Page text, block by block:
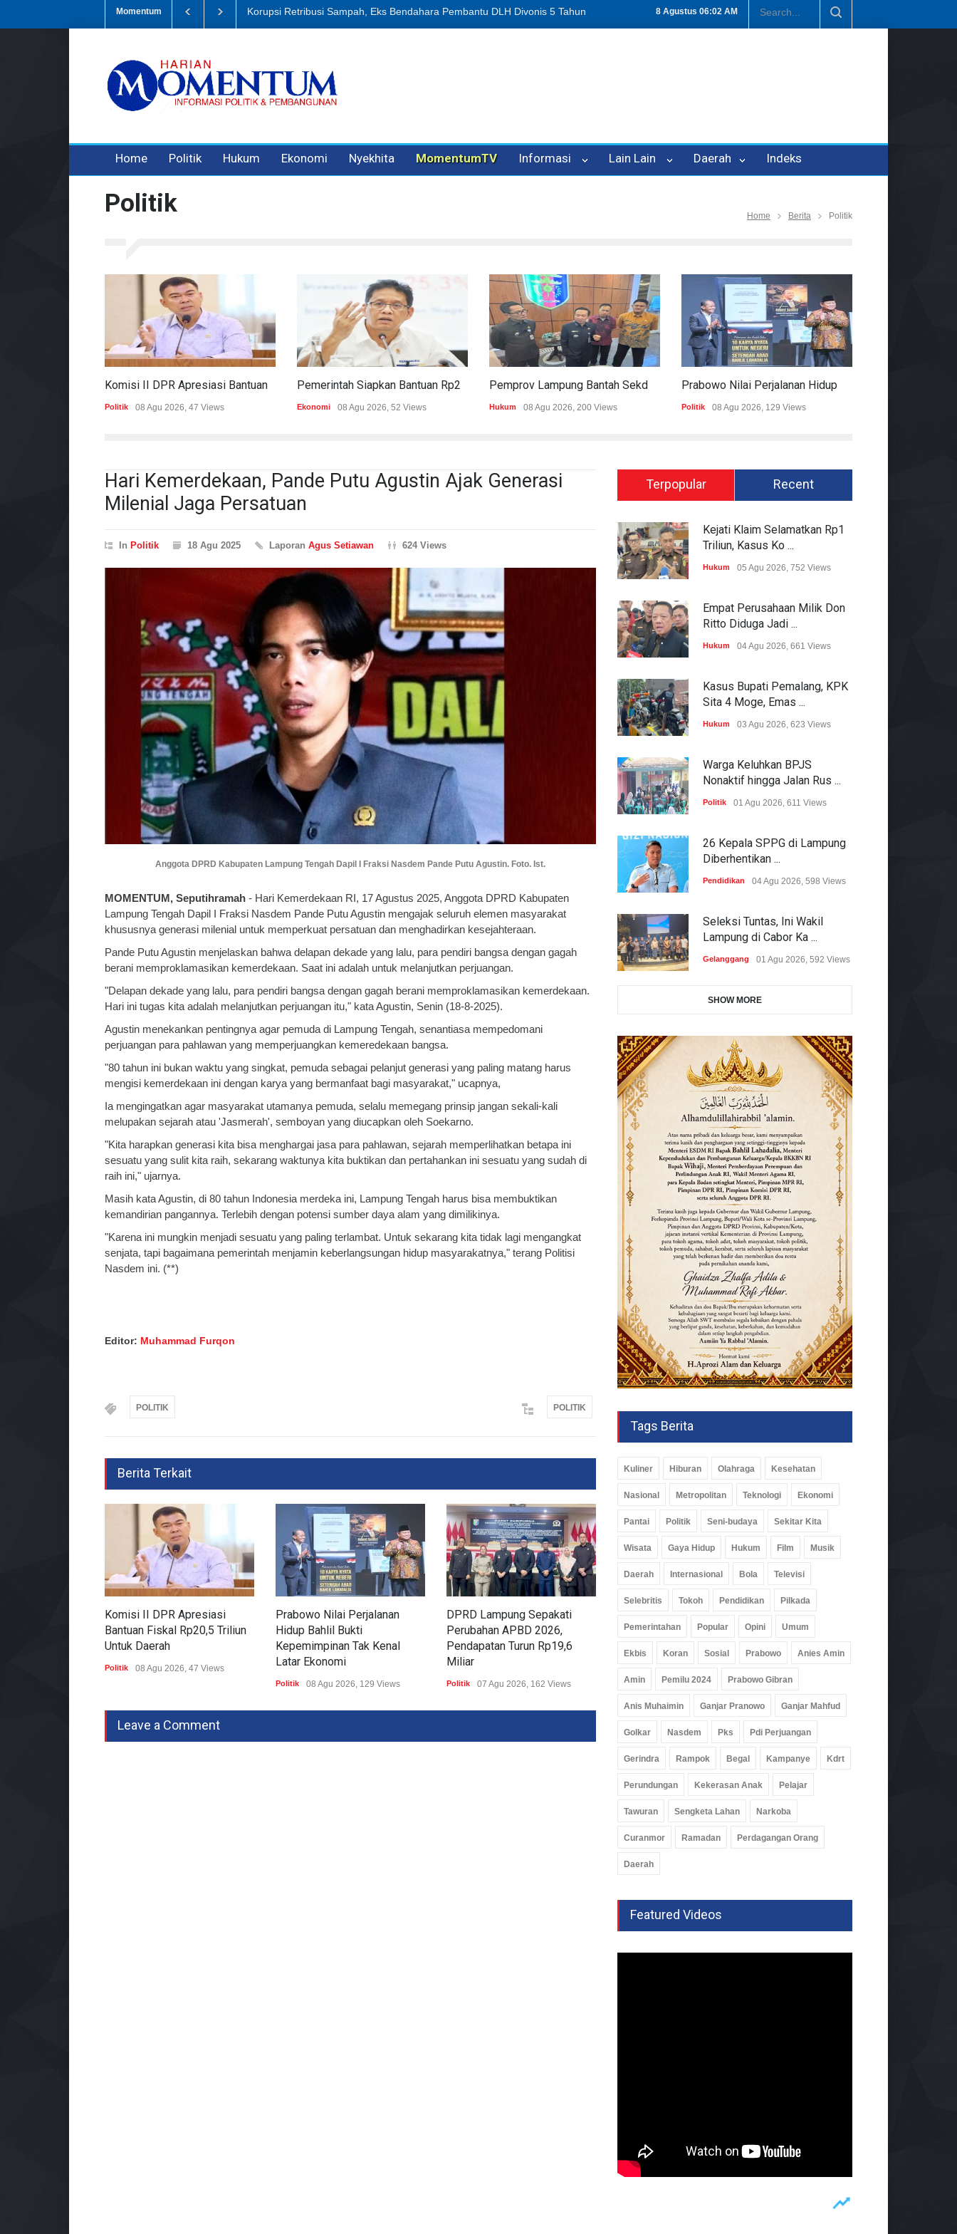
8 Agustus 06:02 AM
Momentum
Eks Bendahara Pembantu DLH Divonis 5 Tahun Dugaan Penipuan Oleh Oknum Kadis, Kuasa Hukum Pelapor Desak Polisi Tetapkan P-21 Tembus Rp1,6 Triliun, Nilai Investasi di Lamteng Tertinggi di
Home Politik Hukum Ekonomi Nyekhita MomentumTV Informasi Lain Lain Daerah Indeks
Politik Home Berita Politik
Politik 08 Agu 2026, 47 Views Ekonomi 08 Agu 2026, 52 Views Hukum 08 Agu 2026, 200 Views Politik 08 Agu 2026, 129 Views
Hari Kemerdekaan, Pande Putu Agustin Ajak Generasi
Milenial Jaga Persatuan
In Politik 18 Agu 2025 Laporan Agus Setiawan 624 Views
Anggota DPRD Kabupaten Lampung Tengah Dapil I Fraksi Nasdem Pande Putu Agustin. Foto. Ist.
MOMENTUM, Seputihramah - Hari Kemerdekaan RI, 17 Agustus 2025, Anggota DPRD Kabupaten
Lampung Tengah Dapil I Fraksi Nasdem Pande Putu Agustin mengajak seluruh elemen masyarakat
khususnya generasi milenial untuk memperkuat persatuan dan menghadirkan kesejahteraan.
Pande Putu Agustin menjelaskan bahwa delapan dekade yang lalu, para pendiri bangsa dengan gagah
berani memproklamasikan kemerdekaan. Saat ini adalah untuk melanjutkan perjuangan.
"Delapan dekade yang lalu, para pendiri bangsa dengan gagah berani memproklamasikan kemerdekaan.
Hari ini tugas kita adalah melanjutkan perjuangan itu," kata Agustin, Senin (18-8-2025).
Agustin menekankan pentingnya agar pemuda di Lampung Tengah, senantiasa mempedomani
perjuangan para pahlawan yang memperjuangkan kemeredekaan bangsa.
"80 tahun ini bukan waktu yang singkat, pemuda sebagai pelanjut generasi yang paling matang harus
mengisi kemerdekaan ini dengan karya yang bermanfaat bagi masyarakat," ucapnya,
Ia mengingatkan agar masyarakat utamanya pemuda, selalu memegang prinsip jangan sekali-kali
melupakan sejarah atau 'Jasmerah', semboyan yang diucapkan oleh Soekarno.
"Kita harapkan generasi kita bisa menghargai jasa para pahlawan, sejarah memperlihatkan betapa ini
sesuatu yang sulit kita raih, sekarang waktunya kita buktikan dan pertahankan ini sesuatu yang sudah di
raih ini," ujarnya.
Masih kata Agustin, di 80 tahun Indonesia merdeka ini, Lampung Tengah harus bisa membuktikan
kemandirian pangannya. Terlebih dengan potensi sumber daya alam yang dimilikinya.
"Karena ini mungkin menjadi sesuatu yang paling terlambat. Untuk sekarang kita tidak lagi mengangkat
senjata, tapi bagaimana pemerintah menjamin keberlangsungan hidup masyarakatnya," terang Politisi
Nasdem ini. (**)
Editor: Muhammad Furqon
POLITIK POLITIK
Berita Terkait
Komisi II DPR Apresiasi
Bantuan Fiskal Rp20,5 Triliun
Untuk Daerah
Politik 08 Agu 2026, 47 Views
Prabowo Nilai Perjalanan
Hidup Bahlil Bukti
Kepemimpinan Tak Kenal
Latar Ekonomi
Politik 08 Agu 2026, 129 Views
DPRD Lampung Sepakati
Perubahan APBD 2026,
Pendapatan Turun Rp19,6
Miliar
Politik 07 Agu 2026, 162 Views
DPRD Waykanan Terima
Leave a Comment
Terpopular Recent
Kejati Klaim Selamatkan Rp1
Triliun, Kasus Ko ...
Hukum 05 Agu 2026, 752 Views
Empat Perusahaan Milik Don
Ritto Diduga Jadi ...
Hukum 04 Agu 2026, 661 Views
Kasus Bupati Pemalang, KPK
Sita 4 Moge, Emas ...
Hukum 03 Agu 2026, 623 Views
Warga Keluhkan BPJS
Nonaktif hingga Jalan Rus ...
Politik 01 Agu 2026, 611 Views
26 Kepala SPPG di Lampung
Diberhentikan ...
Pendidikan 04 Agu 2026, 598 Views
Seleksi Tuntas, Ini Wakil
Lampung di Cabor Ka ...
Gelanggang 01 Agu 2026, 592 Views
SHOW MORE
Tags Berita
Kuliner Hiburan Olahraga Kesehatan
Nasional Metropolitan Teknologi Ekonomi
Pantai Politik Seni-budaya Sekitar Kita
Wisata Gaya Hidup Hukum Film Musik
Daerah Internasional Bola Televisi
Selebritis Tokoh Pendidikan Pilkada
Pemerintahan Popular Opini Umum
Ekbis Koran Sosial Prabowo Anies Amin
Amin Pemilu 2024 Prabowo Gibran
Anis Muhaimin Ganjar Pranowo Ganjar Mahfud
Golkar Nasdem Pks Pdi Perjuangan
Gerindra Rampok Begal Kampanye Kdrt
Perundungan Kekerasan Anak Pelajar
Tawuran Sengketa Lahan Narkoba
Curanmor Ramadan Perdagangan Orang
Daerah
Featured Videos